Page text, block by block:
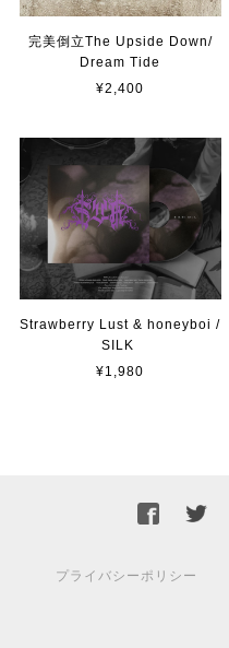
完美倒立The Upside Down/
Dream Tide
¥2,400
Strawberry Lust & honeyboi /
SILK
¥1,980
プライバシーポリシー